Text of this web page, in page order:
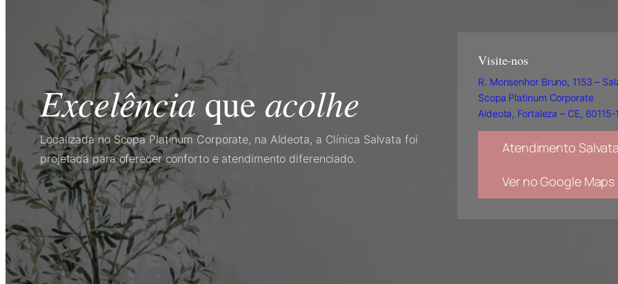
Excelênciaque acolhe
Localizada no Scopa Platinum Corporate, na Aldeota, a Clínica Salvata foi
projetada para oferecer conforto e atendimento diferenciado.
Visite-nos
R. Monsenhor Bruno, 1153 –
Scopa Platinum Corporate
Aldeota, Fortaleza – CE, 60115-
Atendimento Salvata
Ver no Google Maps